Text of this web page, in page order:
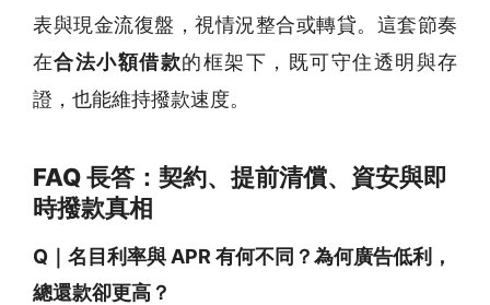
表與現金流復盤，視情況整合或轉貸。這套節奏
在合法小額借款的框架下，既可守住透明與存
證，也能維持撥款速度。
FAQ 長答：契約、提前清償、資安與即
時撥款真相
Q｜名目利率與 APR 有何不同？為何廣告低利，
總還款卻更高？